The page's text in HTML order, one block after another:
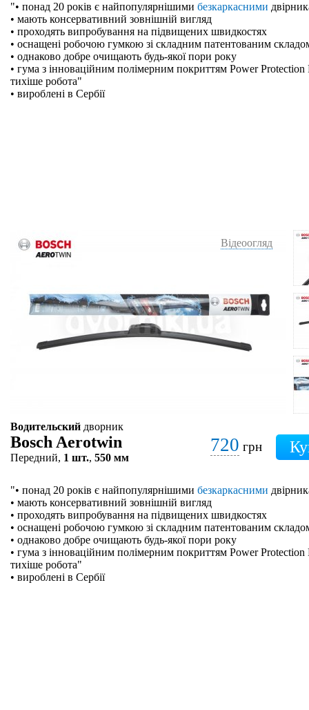
"• понад 20 років є найпопулярнішими безкаркасними
• мають консервативний зовнішній вигляд
• проходять випробування на підвищених швидкостях
• оснащені робочою гумкою зі складним патентованим
• однаково добре очищають будь-якої пори року
• гума з інноваційним полімерним покриттям Power
тихіше робота"
• вироблені в Сербії
Відеоогляд
Водительский дворник
Bosch Aerotwin
Передний, 1 шт., 550 мм
720 грн
"• понад 20 років є найпопулярнішими безкаркасними
• мають консервативний зовнішній вигляд
• проходять випробування на підвищених швидкостях
• оснащені робочою гумкою зі складним патентованим
• однаково добре очищають будь-якої пори року
• гума з інноваційним полімерним покриттям Power
тихіше робота"
• вироблені в Сербії